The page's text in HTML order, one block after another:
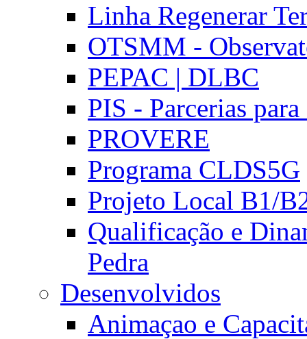
Linha Regenerar
OTSMM -
PEPAC | DLBC
PIS - Parcerias
PROVERE
Programa CLDS5G
Projeto Local B1/
Qualificação e
Pedra
Desenvolvidos
Animaçao e